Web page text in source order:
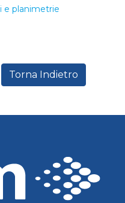
e planimetrie
Torna Indietro